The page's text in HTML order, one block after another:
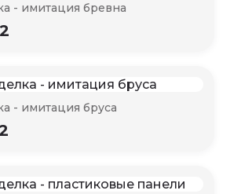
- имитация бревна
- имитация бруса